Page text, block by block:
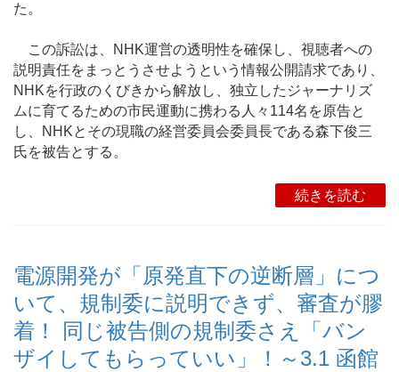
た。
この訴訟は、NHK運営の透明性を確保し、視聴者への
説明責任をまっとうさせようという情報公開請求であり、
NHKを行政のくびきから解放し、独立したジャーナリズ
ムに育てるための市民運動に携わる人々114名を原告と
し、NHKとその現職の経営委員会委員長である森下俊三
氏を被告とする。
続きを読む
電源開発が「原発直下の逆断層」につ
いて、規制委に説明できず、審査が膠
着！ 同じ被告側の規制委さえ「バン
ザイしてもらっていい」！～3.1 函館